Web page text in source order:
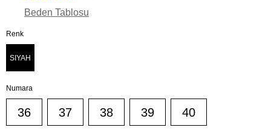
Beden Tablosu
Renk
SIYAH
Numara
36 37 38 39 40